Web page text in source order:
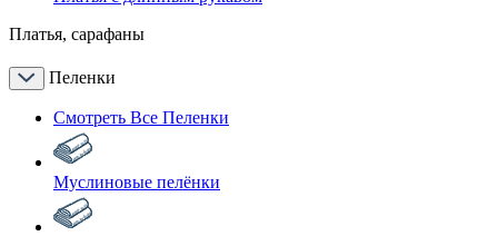
Платья, сарафаны
Пеленки
Смотреть Все Пеленки
Муслиновые пелёнки